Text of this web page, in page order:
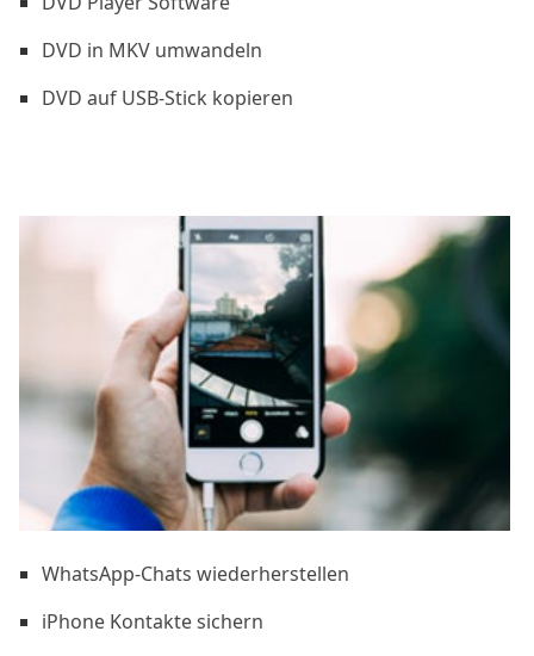
DVD in MKV umwandeln
DVD auf USB-Stick kopieren
WhatsApp-Chats wiederherstellen
iPhone Kontakte sichern